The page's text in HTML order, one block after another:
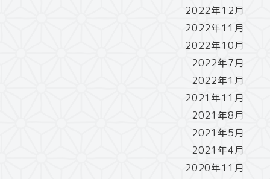
2022年12月
2022年11月
2022年10月
2022年7月
2022年1月
2021年11月
2021年8月
2021年5月
2021年4月
2020年11月